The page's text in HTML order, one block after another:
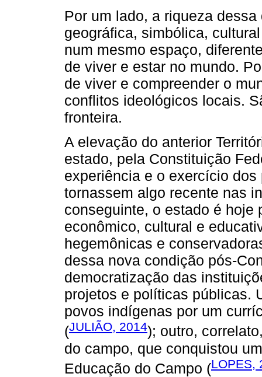
Por um lado, a riqueza
geográfica, simbólica,
num mesmo espaço,
de viver e estar no mundo.
de viver e compreender o
conflitos ideológicos locais.
fronteira.
A elevação do anterior
estado, pela Constituição
experiência e o exercício
tornassem algo recente nas
conseguinte, o estado é hoje
econômico, cultural e
hegemônicas e
dessa nova condição pós-
democratização das
projetos e políticas públicas.
povos indígenas por um
(JULIÃO, 2014); outro,
do campo, que conquistou
Educação do Campo (LOPES,